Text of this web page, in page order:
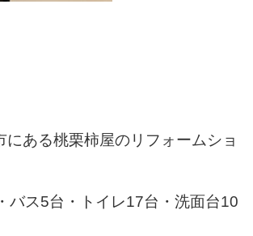
にある桃栗柿屋のリフォームショ
バス5台・トイレ17台・洗面台10